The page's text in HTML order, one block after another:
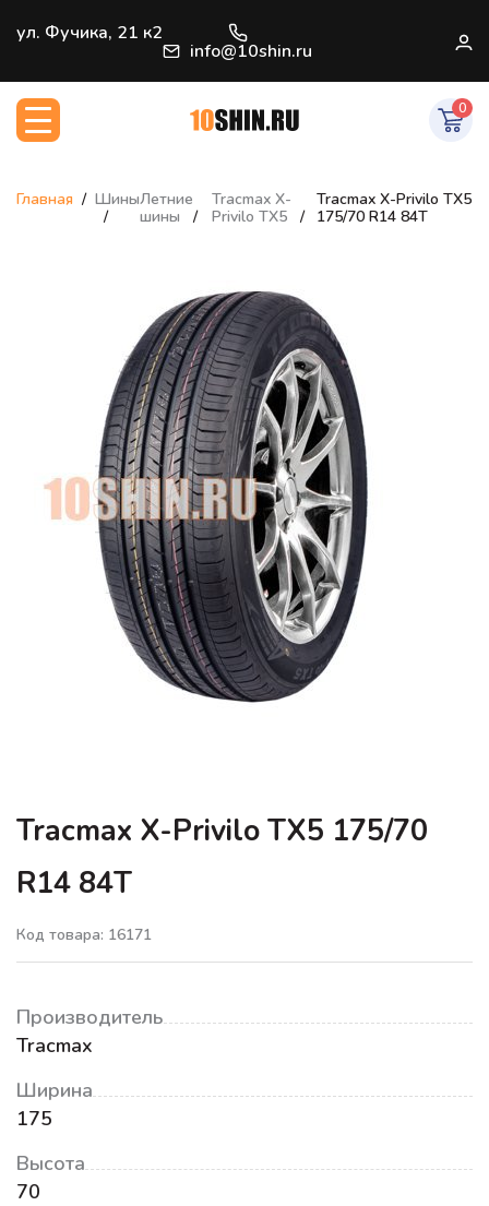
ул. Фучика, 21 к2
info@10shin.ru
0
Главная ШиныЛетние
шины
Tracmax X-
Privilo TX5
Tracmax X-Privilo TX5
175/70 R14 84T
Tracmax X-Privilo TX5 175/70
R14 84T
Код товара: 16171
Производитель
Tracmax
Ширина
175
Высота
70